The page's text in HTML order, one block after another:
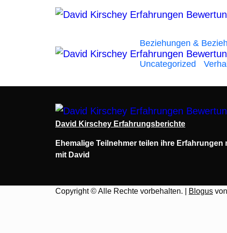
Beziehungen &
Uncategorized
David Kirschey Erfahrungsberichte
Ehemalige Teilnehmer teilen ihre
mit David
Copyright © Alle Rechte vorbehalten. Blogus von